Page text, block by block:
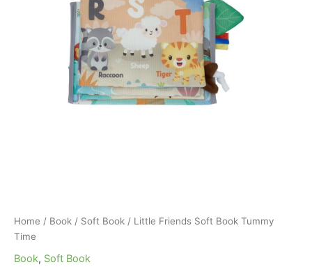
Home / Book / Soft Book / Little Friends Soft Book Tummy
Time
Book, Soft Book